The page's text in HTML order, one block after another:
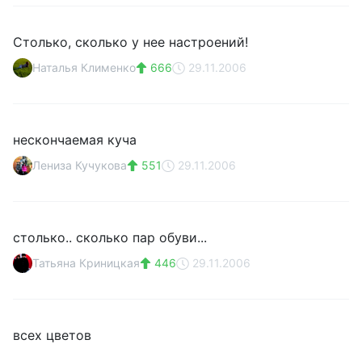
Столько, сколько у нее настроений!
Наталья Клименко 666 29.11.2006
нескончаемая куча
Лениза Кучукова 551 29.11.2006
столько.. сколько пар обуви...
Татьяна Криницкая 446 29.11.2006
всех цветов